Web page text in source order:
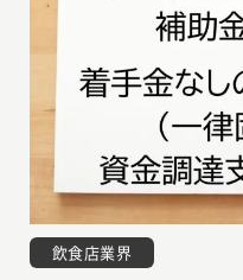
飲食店業界